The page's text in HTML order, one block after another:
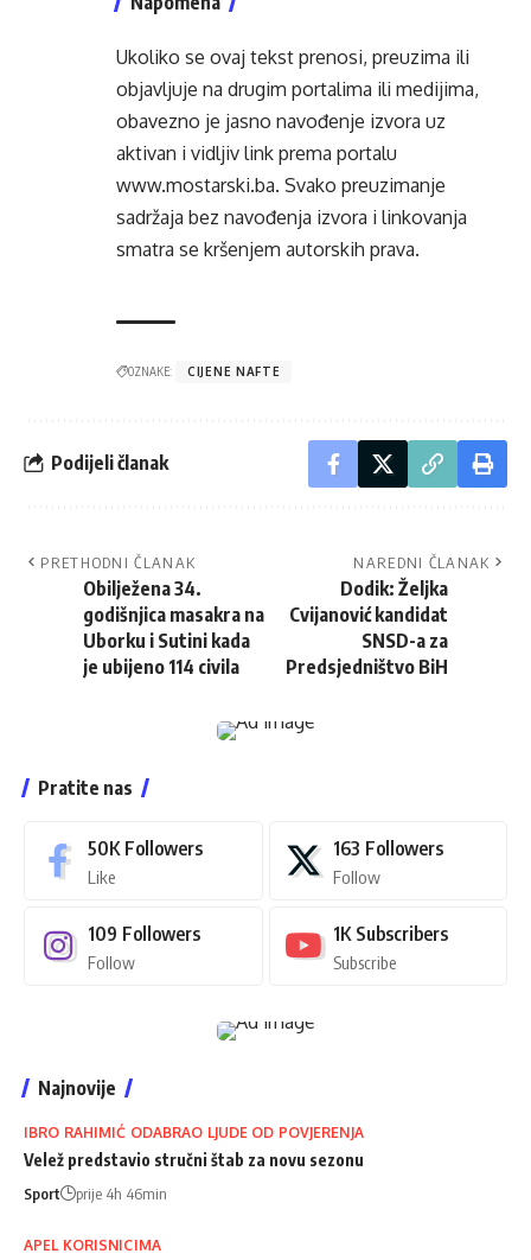
Ukoliko se ovaj tekst prenosi, preuzima ili
objavljuje na drugim portalima ili medijima,
obavezno je jasno navođenje izvora uz
aktivan i vidljiv link prema portalu
www.mostarski.ba. Svako preuzimanje
sadržaja bez navođenja izvora i linkovanja
smatra se kršenjem autorskih prava.
OZNAKE: CIJENE NAFTE
Podijeli članak
PRETHODNI ČLANAK
Obilježena 34.
godišnjica masakra na
Uborku i Sutini kada
je ubijeno 114 civila
NAREDNI ČLANAK
Dodik: Željka
Cvijanović kandidat
SNSD-a za
Predsjedništvo BiH
Pratite nas
50K Followers
Like
163 Followers
Follow
109 Followers
Follow
1K Subscribers
Subscribe
Najnovije
IBRO RAHIMIĆ ODABRAO LJUDE OD POVJERENJA
Velež predstavio stručni štab za novu sezonu
Sport prije 4h 46min
APEL KORISNICIMA